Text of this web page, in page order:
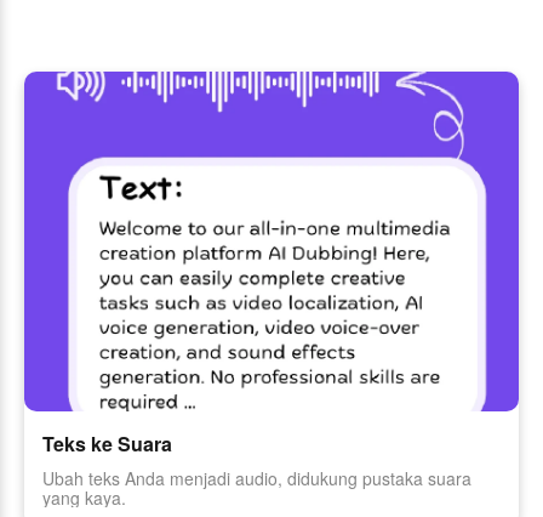
Teks ke Suara
Ubah teks Anda menjadi audio, didukung pustaka suara
yang kaya.